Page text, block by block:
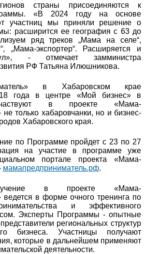
страны присоединяются к
«В 2024 году на основе
участниц мы приняли решение о
расширится ее география с 63 до
ряд треков „Мама на селе“,
„Мама-экспортер“. Расширяется и
- отмечает замминистра
РФ Татьяна Илюшникова.
в Хабаровском крае
года в центре «Мой бизнес» в
в проекте «Мама-
только хабаровчанки, но и бизнес-
Хабаровского края.
по Программе пройдет с 23 по 27
на участие в программе уже
портале проекта «Мама-
мамапредприниматель.рф.
в проекте «Мама-
ведется в форме очного тренинга по
и эффективного
Эксперты Программы - опытные
региональных структур
бизнеса. Участницы получают
которые в дальнейшем применяют
деятельности.